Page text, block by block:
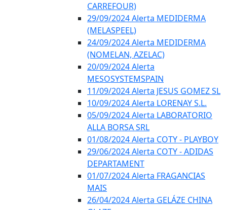
CARREFOUR)
29/09/2024 Alerta MEDIDERMA
(MELASPEEL)
24/09/2024 Alerta MEDIDERMA
(NOMELAN, AZELAC)
20/09/2024 Alerta
MESOSYSTEMSPAIN
11/09/2024 Alerta JESUS GOMEZ SL
10/09/2024 Alerta LORENAY S.L.
05/09/2024 Alerta LABORATORIO
ALLA BORSA SRL
01/08/2024 Alerta COTY - PLAYBOY
29/06/2024 Alerta COTY - ADIDAS
DEPARTAMENT
01/07/2024 Alerta FRAGANCIAS
MAIS
26/04/2024 Alerta GELÁZE CHINA